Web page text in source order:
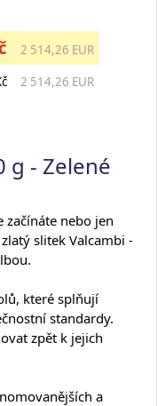
2 514,26 EUR
2 514,26 EUR
g - Zelené
začínáte nebo jen
slitek Valcambi -
které splňují
standardy.
zpět k jejich
a